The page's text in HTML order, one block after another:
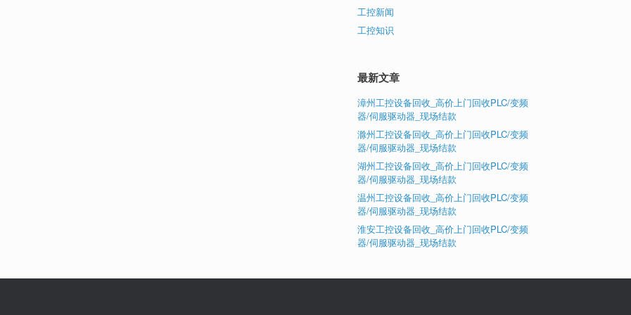
工控新闻
工控知识
最新文章
漳州工控设备回收_高价上门回收PLC/变频
器/伺服驱动器_现场结款
滁州工控设备回收_高价上门回收PLC/变频
器/伺服驱动器_现场结款
湖州工控设备回收_高价上门回收PLC/变频
器/伺服驱动器_现场结款
温州工控设备回收_高价上门回收PLC/变频
器/伺服驱动器_现场结款
淮安工控设备回收_高价上门回收PLC/变频
器/伺服驱动器_现场结款